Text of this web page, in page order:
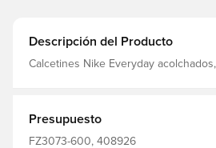
Descripción del Producto
Calcetines Nike Everyday
Presupuesto
FZ3073-600, 408926